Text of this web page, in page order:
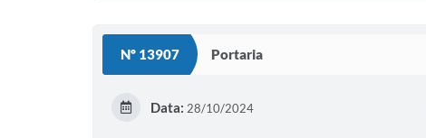
Nº 13907 Portaria
Data: 28/10/2024